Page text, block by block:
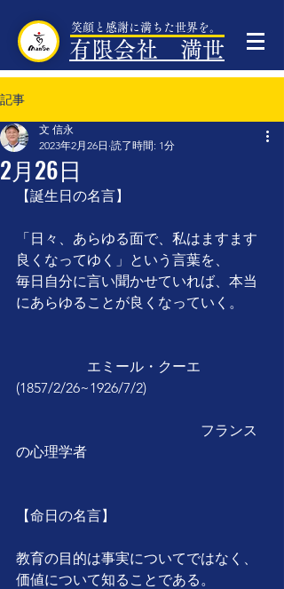
笑顔と感謝に満ちた世界を。
有限会社 満世
記事
2月26日
文 信永
2023年2月26日 読了時間: 1分
【誕生日の名言】
「日々、あらゆる面で、私はますます
良くなってゆく」という言葉を、
毎日自分に言い聞かせていれば、本当
にあらゆることが良くなっていく。
エミール・クーエ
(1857/2/26~1926/7/2)
フランス
の心理学者
【命日の名言】
教育の目的は事実についてではなく、
価値について知ることである。